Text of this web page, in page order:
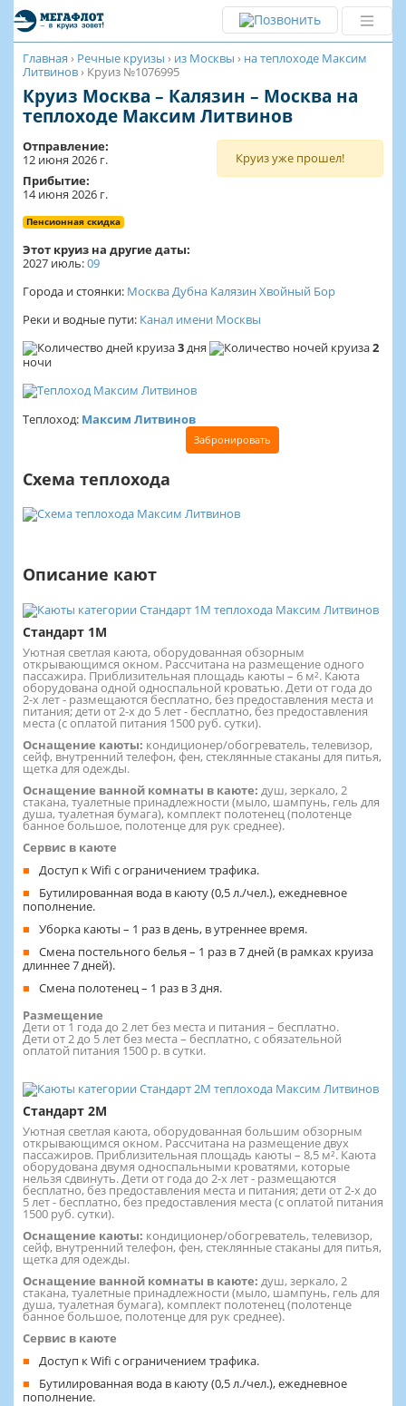
Главная › Речные круизы › из Москвы › на теплоходе Максим
Литвинов› Круиз №1076995
Круиз Москва – Калязин – Москва на
теплоходе Максим Литвинов
Отправление:
12 июня 2026 г.
Прибытие:
14 июня 2026 г.
Пенсионная скидка
Круиз уже прошел!
Этот круиз на другие даты:
2027 июль:09
Города и стоянки: МоскваДубна Калязин Хвойный Бор
Реки и водные пути: Канал имени Москвы
3дня
2
ночи
Теплоход: Максим Литвинов
Забронировать
Схема теплохода
Описание кают
Стандарт 1М
Уютная светлая каюта, оборудованная обзорным
открывающимся окном. Рассчитана на размещение одного
пассажира. Приблизительная площадь каюты – 6 м². Каюта
оборудована одной односпальной кроватью. Дети от года до
2-х лет - размещаются бесплатно, без предоставления места и
питания; дети от 2-х до 5 лет - бесплатно, без предоставления
места (с оплатой питания 1500 руб. сутки).
Оснащение каюты: кондиционер/обогреватель, телевизор,
сейф, внутренний телефон, фен, стеклянные стаканы для питья,
щетка для одежды.
Оснащение ванной комнаты в каюте: душ, зеркало, 2
стакана, туалетные принадлежности (мыло, шампунь, гель для
душа, туалетная бумага), комплект полотенец (полотенце
банное большое, полотенце для рук среднее).
Сервис в каюте
Доступ к Wifi с ограничением трафика.
Бутилированная вода в каюту (0,5 л./чел.), ежедневное
пополнение.
Уборка каюты – 1 раз в день, в утреннее время.
Смена постельного белья – 1 раз в 7 дней (в рамках круиза
длиннее 7 дней).
Смена полотенец – 1 раз в 3 дня.
Размещение
Дети от 1 года до 2 лет без места и питания – бесплатно.
Дети от 2 до 5 лет без места – бесплатно, с обязательной
оплатой питания 1500 р. в сутки.
Стандарт 2M
Уютная светлая каюта, оборудованная большим обзорным
открывающимся окном. Рассчитана на размещение двух
пассажиров. Приблизительная площадь каюты – 8,5 м². Каюта
оборудована двумя односпальными кроватями, которые
нельзя сдвинуть. Дети от года до 2-х лет - размещаются
бесплатно, без предоставления места и питания; дети от 2-х до
5 лет - бесплатно, без предоставления места (с оплатой питания
1500 руб. сутки).
Оснащение каюты: кондиционер/обогреватель, телевизор,
сейф, внутренний телефон, фен, стеклянные стаканы для питья,
щетка для одежды.
Оснащение ванной комнаты в каюте: душ, зеркало, 2
стакана, туалетные принадлежности (мыло, шампунь, гель для
душа, туалетная бумага), комплект полотенец (полотенце
банное большое, полотенце для рук среднее).
Сервис в каюте
Доступ к Wifi с ограничением трафика.
Бутилированная вода в каюту (0,5 л./чел.), ежедневное
пополнение.